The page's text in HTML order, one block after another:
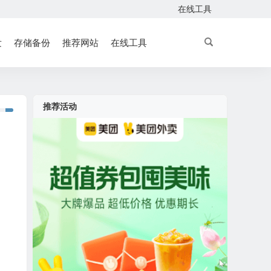
在线工具
存储备份 推荐网站 在线工具
推荐活动